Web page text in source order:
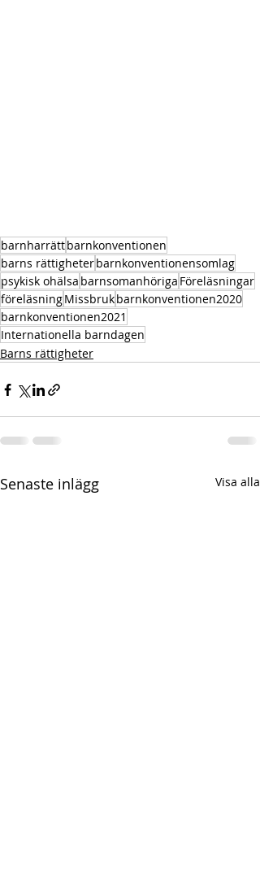
barnharrättbarnkonventionen
barns rättigheterbarnkonventionensomlag
psykisk ohälsa barnsomanhöriga Föreläsningar
föreläsningMissbrukbarnkonventionen2020
barnkonventionen2021
Internationella barndagen
Barns rättigheter
Senaste inlägg Visa alla